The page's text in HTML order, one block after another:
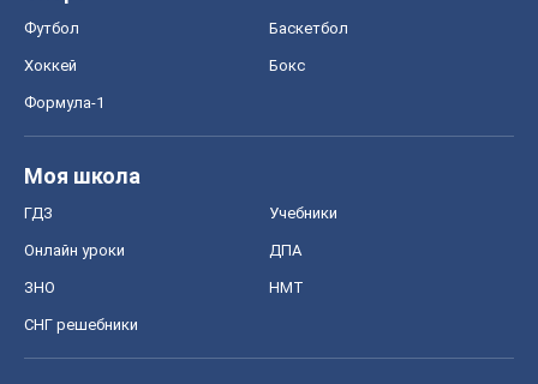
Футбол Баскетбол
Хоккей Бокс
Формула-1
Моя школа
ГДЗ Учебники
Онлайн уроки ДПА
ЗНО НМТ
СНГ решебники